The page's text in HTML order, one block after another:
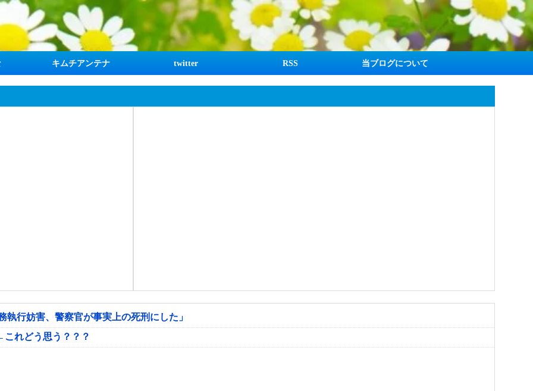
キムチアンテナ twitter RSS 当ブログについて
行妨害、警察官が事実上の死刑にした」
れどう思う？？？